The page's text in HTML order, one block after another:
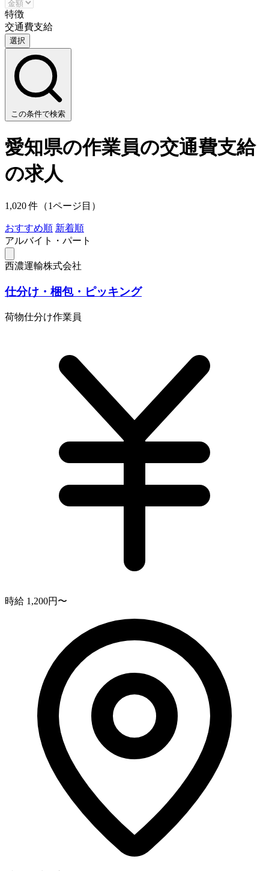
特徴
交通費支給
選択
この条件で検索
愛知県の作業員の交通費支給
の求人
1,020 件（1ページ目）
おすすめ順 新着順
アルバイト・パート
西濃運輸株式会社
仕分け・梱包・ピッキング
荷物仕分け作業員
時給 1,200円〜